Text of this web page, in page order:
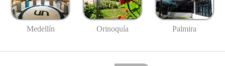
Medellín Orinoquía Palmira